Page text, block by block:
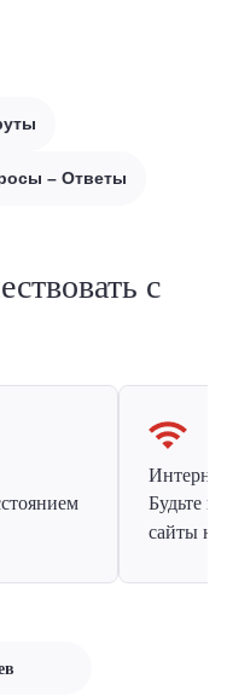
– Ответы
с
Будьте
сайты на